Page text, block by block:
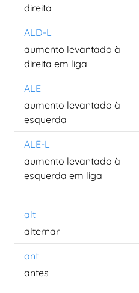
direita
ALD-L
aumento levantado à
direita em liga
ALE
aumento levantado à
esquerda
ALE-L
aumento levantado à
esquerda em liga
alt
alternar
ant
antes